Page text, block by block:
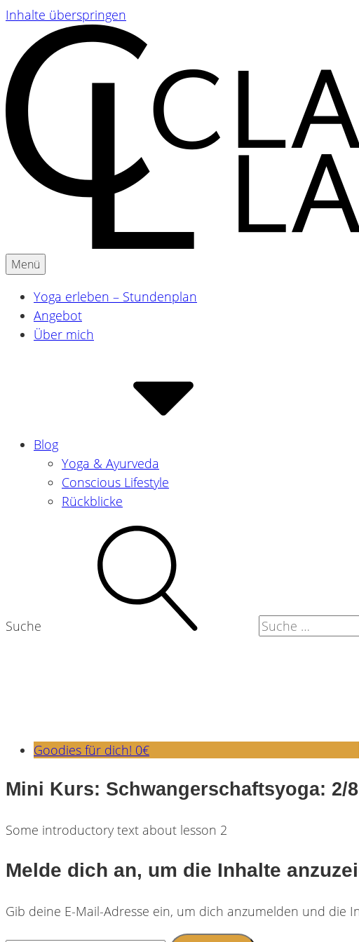
Inhalte überspringen
Claudia Lackner
Yoga & Ayurveda für Schwangere und Mamas
Menü
Yoga erleben – Stundenplan
Angebot
Über mich
Blog
Yoga & Ayurveda
Conscious Lifestyle
Rückblicke
Suche
Goodies für dich! 0€
Mini Kurs: Schwangerschaftsyoga: 2/8
Some introductory text about lesson 2
Melde dich an, um die Inhalte
Gib deine E-Mail-Adresse ein, um dich anzumelden und die